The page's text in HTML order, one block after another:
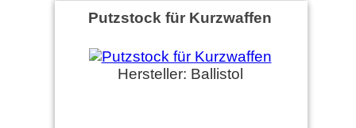
Putzstock für Kurzwaffen
Hersteller: Ballistol